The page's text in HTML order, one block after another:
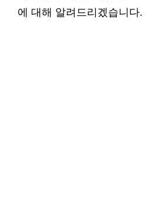
에 대해 알려드리겠습니다.